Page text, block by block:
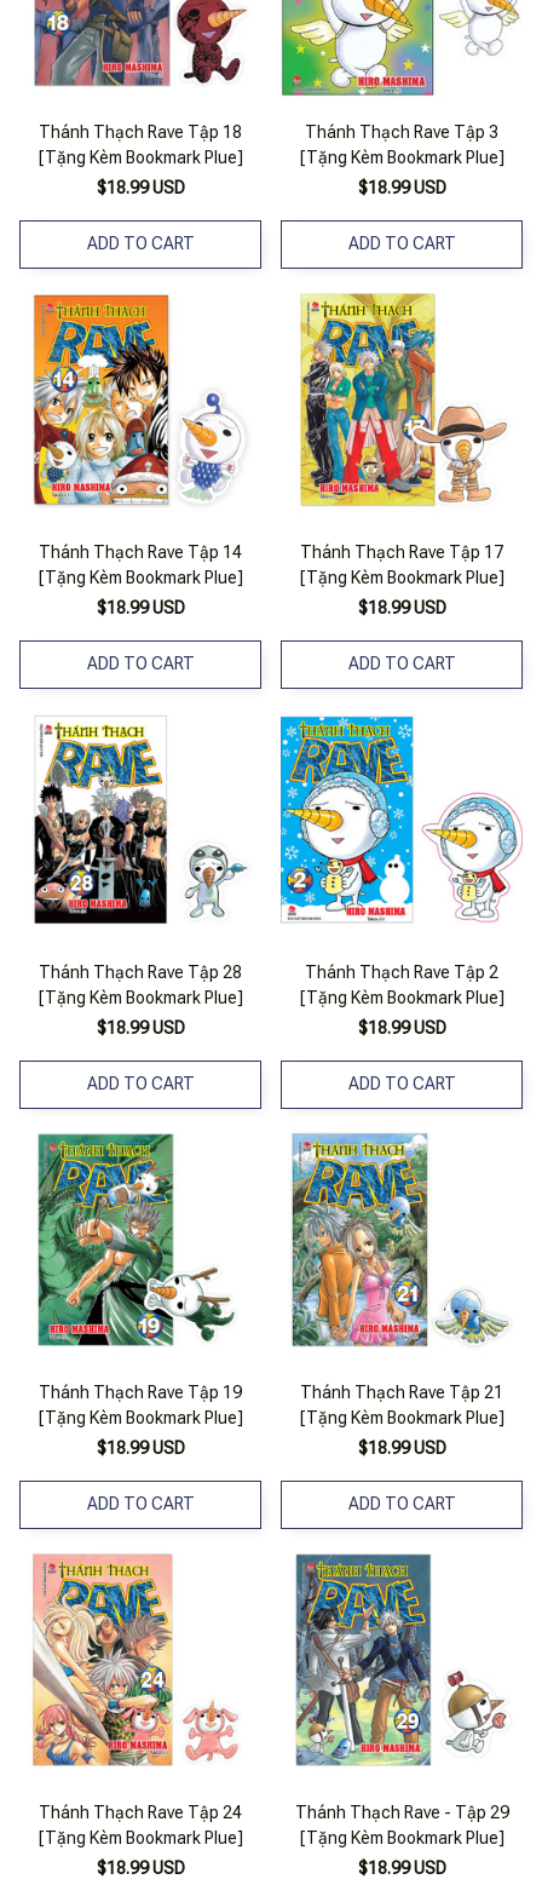
Thánh Thạch Rave Tập 18
[Tặng Kèm Bookmark Plue]
$18.99 USD
ADD TO CART
Thánh Thạch Rave Tập 3
[Tặng Kèm Bookmark Plue]
$18.99 USD
ADD TO CART
Thánh Thạch Rave Tập 14
[Tặng Kèm Bookmark Plue]
$18.99 USD
ADD TO CART
Thánh Thạch Rave Tập 17
[Tặng Kèm Bookmark Plue]
$18.99 USD
ADD TO CART
Thánh Thạch Rave Tập 28
[Tặng Kèm Bookmark Plue]
$18.99 USD
ADD TO CART
Thánh Thạch Rave Tập 2
[Tặng Kèm Bookmark Plue]
$18.99 USD
ADD TO CART
Thánh Thạch Rave Tập 19
[Tặng Kèm Bookmark Plue]
$18.99 USD
ADD TO CART
Thánh Thạch Rave Tập 21
[Tặng Kèm Bookmark Plue]
$18.99 USD
ADD TO CART
Thánh Thạch Rave Tập 24
[Tặng Kèm Bookmark Plue]
$18.99 USD
Thánh Thạch Rave - Tập 29
[Tặng Kèm Bookmark Plue]
$18.99 USD